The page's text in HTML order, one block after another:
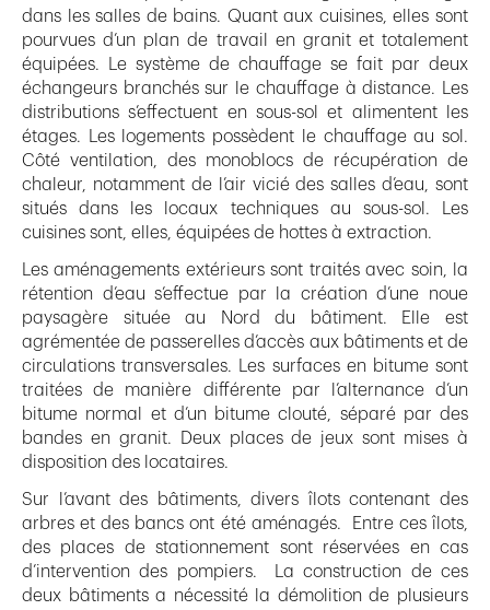
dans les salles de bains. Quant aux cuisines, elles sont
pourvues d’un plan de travail en granit et totalement
équipées. Le système de chauffage se fait par deux
échangeurs branchés sur le chauffage à distance. Les
distributions s’effectuent en sous-sol et alimentent les
étages. Les logements possèdent le chauffage au sol.
Côté ventilation, des monoblocs de récupération de
chaleur, notamment de l’air vicié des salles d’eau, sont
situés dans les locaux techniques au sous-sol. Les
cuisines sont, elles, équipées de hottes à extraction.
Les aménagements extérieurs sont traités avec soin, la
rétention d’eau s’effectue par la création d’une noue
paysagère située au Nord du bâtiment. Elle est
agrémentée de passerelles d’accès aux bâtiments et de
circulations transversales. Les surfaces en bitume sont
traitées de manière différente par l’alternance d’un
bitume normal et d’un bitume clouté, séparé par des
bandes en granit. Deux places de jeux sont mises à
disposition des locataires.
Sur l’avant des bâtiments, divers îlots contenant des
arbres et des bancs ont été aménagés. Entre ces îlots,
des places de stationnement sont réservées en cas
d’intervention des pompiers. La construction de ces
deux bâtiments a nécessité la démolition de plusieurs